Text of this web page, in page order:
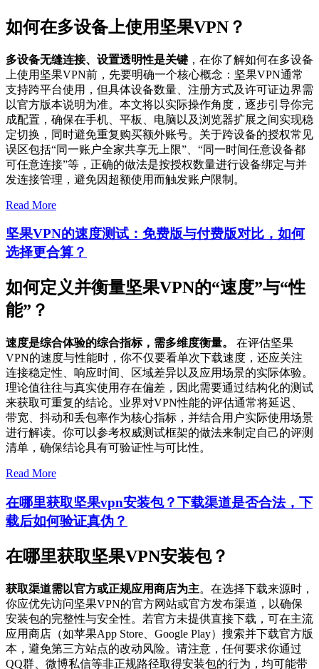
如何在多设备上使用坚果VPN？
多设备无缝连接、设置透明性是关键 ，在你了解如何在多设备
上使用坚果VPN前，先要明确一个核心概念：坚果VPN通常
支持跨平台使用，但具体设备数量、注册方式及许可证边界需
以官方版本说明为准。本文将以实际操作角度，逐步引导你完
成配置，确保在手机、平板、电脑以及浏览器扩展之间实现稳
定切换，同时避免重复购买额外账号。关于跨设备的授权常见
误区包括“同一账户全家共享无上限”、“同一时间任意设备都
可任意连接”等，正确的做法是按授权数量进行设备绑定与并
发连接管理，避免因超额使用而触发账户限制。
Read More
坚果VPN的速度测试：免费版与付费版对比，如何
选择更合算？
如何定义并衡量坚果VPN的“速度”与“性
能”？
速度是综合体验的综合指标，需多维度衡量。
在评估坚果
VPN的速度与性能时，你不仅要看单次下载速度，还应关注
连接稳定性、响应时间、区域差异以及应用场景的实际体验。
理论值往往与真实使用存在偏差，因此需要通过结构化的测试
来获取可重复的结论。业界对VPN性能的评估通常将延迟、
带宽、抖动和丢包率作为核心指标，并结合用户实际使用场景
进行解读。你可以参考权威测试框架的做法来制定自己的评测
清单，确保结论具有可验证性与可比性。
Read More
在哪里获取坚果vpn安装包？下载渠道是否合法，下
载后如何验证真伪？
在哪里获取坚果VPN安装包？
获取渠道需以官方或正规应用商店为主。在选择下载来源时，
你应优先访问坚果VPN的官方网站或官方发布渠道，以确保
安装包的完整性与安全性。若官方未提供直接下载，可在主流
应用商店（如苹果App Store、Google Play）搜索并下载官方版
本，避免第三方站点的改动风险。请注意，任何要求你通过
QQ群、微博私信等非正规路径取得安装包的行为，均可能带